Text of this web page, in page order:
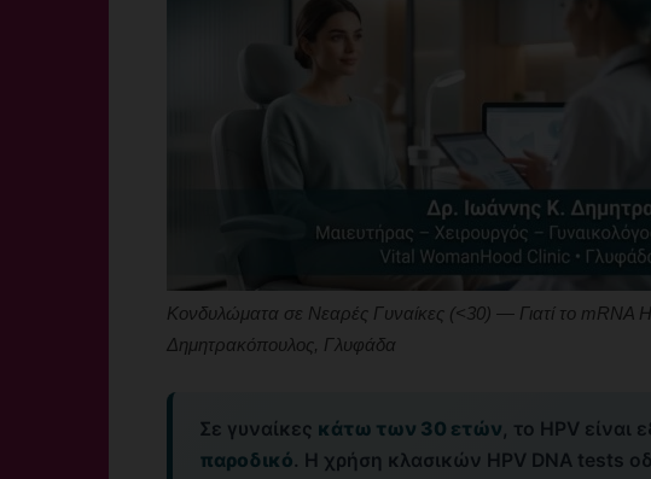
Κονδυλώματα σε Νεαρές Γυναίκες (<30) — Γιατί το mRNA
Δημητρακόπουλος, Γλυφάδα
Σε γυναίκες κάτω των 30 ετών, το HPV είναι
παροδικό. Η χρήση κλασικών HPV DNA tests